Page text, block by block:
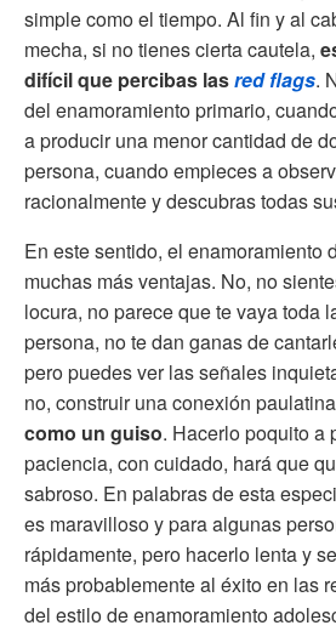
simple como el tiempo. Al fin y al
mecha, si no tienes cierta cautela,
difícil que percibas lasred flags.
del enamoramiento primario,
a producir una menor cantidad de
persona, cuando empieces a
racionalmente y descubras todas
En este sentido, el enamoramiento
muchas más ventajas. No, no
locura, no parece que te vaya toda
persona, no te dan ganas de
pero puedes ver las señales
no, construir una conexión
como un guiso. Hacerlo poquito a
paciencia, con cuidado, hará que
sabroso. En palabras de esta
es maravilloso y para algunas
rápidamente, pero hacerlo lenta y
más probablemente al éxito en las
del estilo de enamoramiento